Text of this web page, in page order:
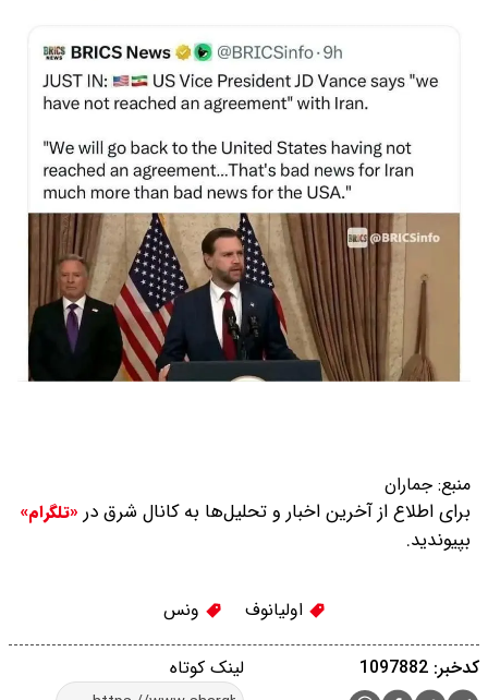
منبع: جماران
برای اطلاع از آخرین اخبار و تحلیل‌ها به کانال شرق در «تلگرام»
بپیوندید.
اولیانوف ونس
لینک کوتاه کدخبر: 1097882